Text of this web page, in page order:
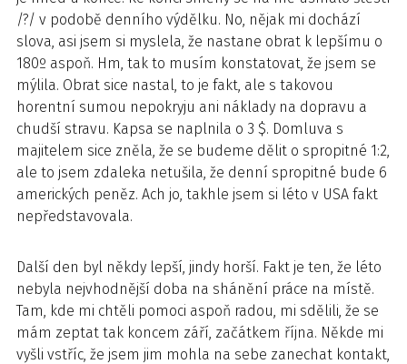
/?/ v podobě denního výdělku. No, nějak mi dochází
slova, asi jsem si myslela, že nastane obrat k lepšímu o
180º aspoň. Hm, tak to musím konstatovat, že jsem se
mýlila. Obrat sice nastal, to je fakt, ale s takovou
horentní sumou nepokryju ani náklady na dopravu a
chudší stravu. Kapsa se naplnila o 3 $. Domluva s
majitelem sice zněla, že se budeme dělit o spropitné 1:2,
ale to jsem zdaleka netušila, že denní spropitné bude 6
amerických peněz. Ach jo, takhle jsem si léto v USA fakt
nepředstavovala.
Další den byl někdy lepší, jindy horší. Fakt je ten, že léto
nebyla nejvhodnější doba na shánění práce na místě.
Tam, kde mi chtěli pomoci aspoň radou, mi sdělili, že se
mám zeptat tak koncem září, začátkem října. Někde mi
vyšli vstříc, že jsem jim mohla na sebe zanechat kontakt,